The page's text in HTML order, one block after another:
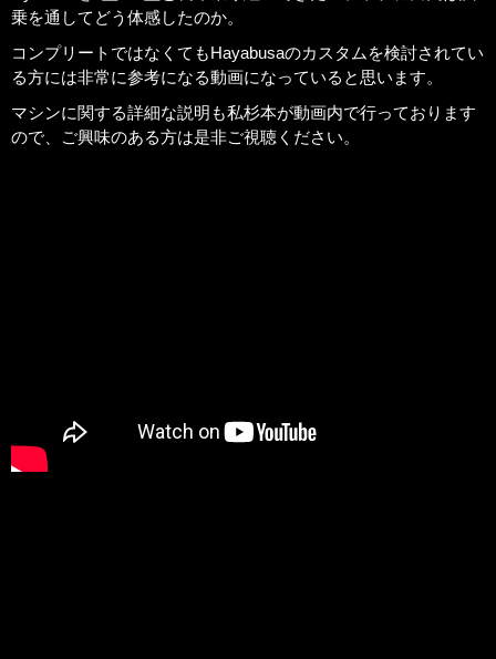
乗を通してどう体感したのか。
コンプリートではなくてもHayabusaのカスタムを検討されてい
る方には非常に参考になる動画になっていると思います。
マシンに関する詳細な説明も私杉本が動画内で行っております
ので、ご興味のある方は是非ご視聴ください。